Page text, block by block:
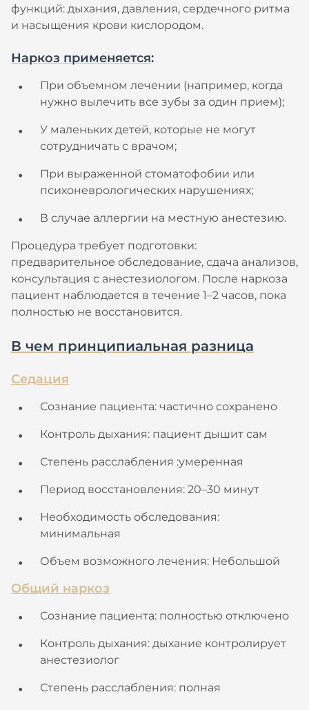
функций: дыхания, давления, сердечного ритма
и насыщения крови кислородом.
Наркоз применяется:
При объемном лечении (например, когда
нужно вылечить все зубы за один прием);
У маленьких детей, которые не могут
сотрудничать с врачом;
При выраженной стоматофобии или
психоневрологических нарушениях;
В случае аллергии на местную анестезию.
Процедура требует подготовки:
предварительное обследование, сдача анализов,
консультация с анестезиологом. После наркоза
пациент наблюдается в течение 1–2 часов, пока
полностью не восстановится.
В чем принципиальная разница
Седация
Сознание пациента: частично сохранено
Контроль дыхания: пациент дышит сам
Степень расслабления :умеренная
Период восстановления: 20–30 минут
Необходимость обследования:
минимальная
Объем возможного лечения: Небольшой
Общий наркоз
Сознание пациента: полностью отключено
Контроль дыхания: дыхание контролирует
анестезиолог
Степень расслабления: полная